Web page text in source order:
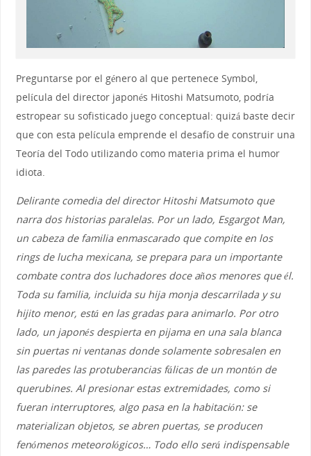
Preguntarse por el género al que pertenece Symbol,
película del director japonés Hitoshi Matsumoto, podría
estropear su sofisticado juego conceptual: quizá baste decir
que con esta película emprende el desafío de construir una
Teoría del Todo utilizando como materia prima el humor
idiota.
Delirante comedia del director Hitoshi Matsumoto que
narra dos historias paralelas. Por un lado, Esgargot Man,
un cabeza de familia enmascarado que compite en los
rings de lucha mexicana, se prepara para un importante
combate contra dos luchadores doce años menores que él.
Toda su familia, incluida su hija monja descarrilada y su
hijito menor, está en las gradas para animarlo. Por otro
lado, un japonés despierta en pijama en una sala blanca
sin puertas ni ventanas donde solamente sobresalen en
las paredes las protuberancias fálicas de un montón de
querubines. Al presionar estas extremidades, como si
fueran interruptores, algo pasa en la habitación: se
materializan objetos, se abren puertas, se producen
fenómenos meteorológicos… Todo ello será indispensable